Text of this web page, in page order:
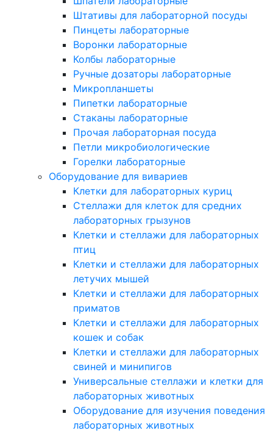
Штативы для лабораторной посуды
Пинцеты лабораторные
Воронки лабораторные
Колбы лабораторные
Ручные дозаторы лабораторные
Микропланшеты
Пипетки лабораторные
Стаканы лабораторные
Прочая лабораторная посуда
Петли микробиологические
Горелки лабораторные
Оборудование для вивариев
Клетки для лабораторных куриц
Стеллажи для клеток для средних
лабораторных грызунов
Клетки и стеллажи для лабораторных
птиц
Клетки и стеллажи для лабораторных
летучих мышей
Клетки и стеллажи для лабораторных
приматов
Клетки и стеллажи для лабораторных
кошек и собак
Клетки и стеллажи для лабораторных
свиней и минипигов
Универсальные стеллажи и клетки для
лабораторных животных
Оборудование для изучения поведения
лабораторных животных